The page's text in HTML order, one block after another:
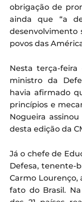
obrigação de
ainda que “a
desenvolvimento
povos das
Nesta terça-
ministro da
havia afirmado
princípios e
Nogueira
desta edição da
Já o chefe de
Defesa, tenente-
Carmo Lourenço,
fato do Brasil.